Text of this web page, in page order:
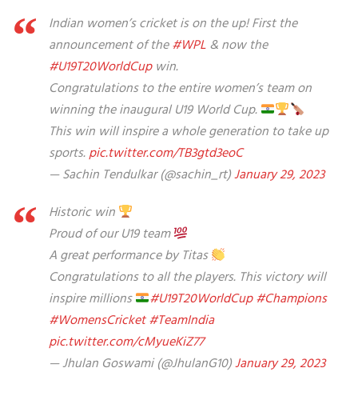
Indian women’s cricket is on the up! First the
announcement of the#WPL& now the
#U19T20WorldCupwin.
Congratulations to the entire women’s team on
winning the inaugural U19 World Cup.
This win will inspire a whole generation to take up
sports.pic.twitter.com/TB3gtd3eoC
— Sachin Tendulkar (@sachin_rt)January 29, 2023
Historic win
Proud of our U19 team
A great performance by Titas
Congratulations to all the players. This victory will
inspire millions
#U19T20WorldCup#Champions
#WomensCricket#TeamIndia
pic.twitter.com/cMyueKiZ77
— Jhulan Goswami (@JhulanG10)January 29, 2023